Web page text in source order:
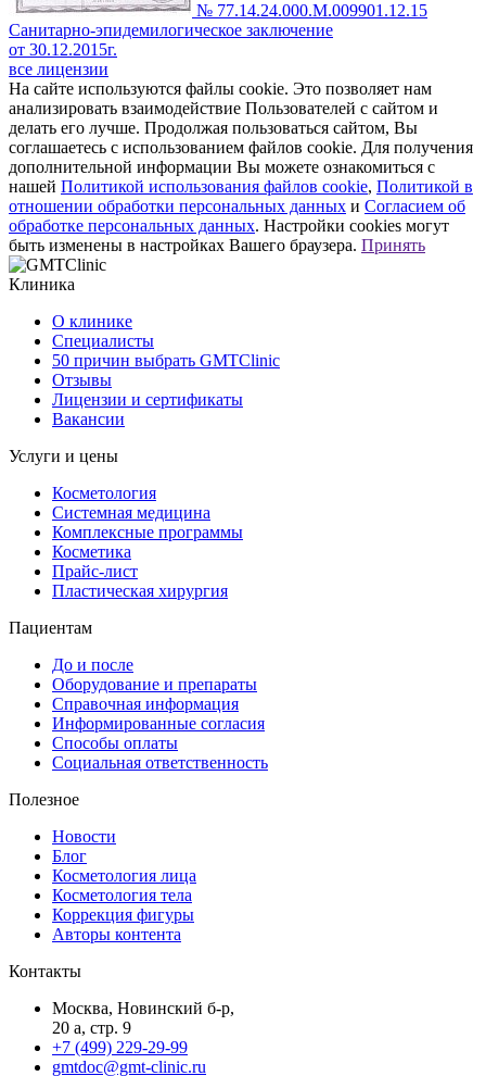
№ 77.14.24.000.М.009901.12.15
Санитарно-эпидемилогическое заключение
от 30.12.2015г.
все лицензии
На сайте используются файлы cookie. Это позволяет нам
анализировать взаимодействие Пользователей с сайтом и
делать его лучше. Продолжая пользоваться сайтом, Вы
соглашаетесь с использованием файлов cookie. Для получения
дополнительной информации Вы можете ознакомиться с
нашей Политикой использования файлов cookie, Политикой в
отношении обработки персональных данных и Согласием об
обработке персональных данных. Настройки cookies могут
быть изменены в настройках Вашего браузера. Принять
Клиника
О клинике
Специалисты
50 причин выбрать GMTClinic
Отзывы
Лицензии и сертификаты
Вакансии
Услуги и цены
Косметология
Системная медицина
Комплексные программы
Косметика
Прайс-лист
Пластическая хирургия
Пациентам
До и после
Оборудование и препараты
Справочная информация
Информированные согласия
Способы оплаты
Социальная ответственность
Полезное
Новости
Блог
Косметология лица
Косметология тела
Коррекция фигуры
Авторы контента
Контакты
Москва, Новинский б-р,
20 а, стр. 9
+7 (499) 229-29-99
gmtdoc@gmt-clinic.ru